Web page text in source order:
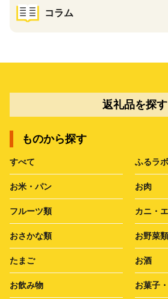
コラム
返礼品を探す
ものから探す
すべて ふるラ
お米・パン お肉
フルーツ類 カニ・
おさかな類 お野菜類
たまご お酒
お飲み物 お菓子